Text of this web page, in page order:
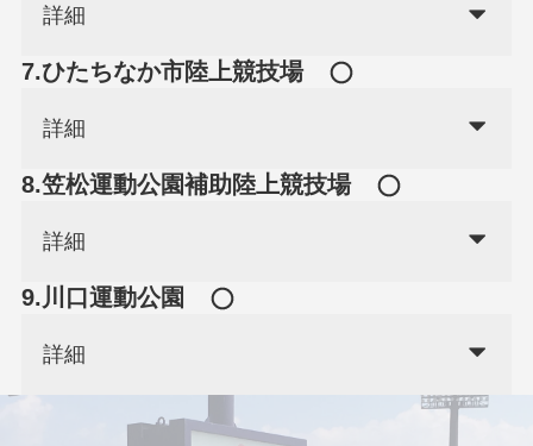
詳細
7.ひたちなか市陸上競技場
詳細
8.笠松運動公園補助陸上競技場
詳細
9.川口運動公園
詳細